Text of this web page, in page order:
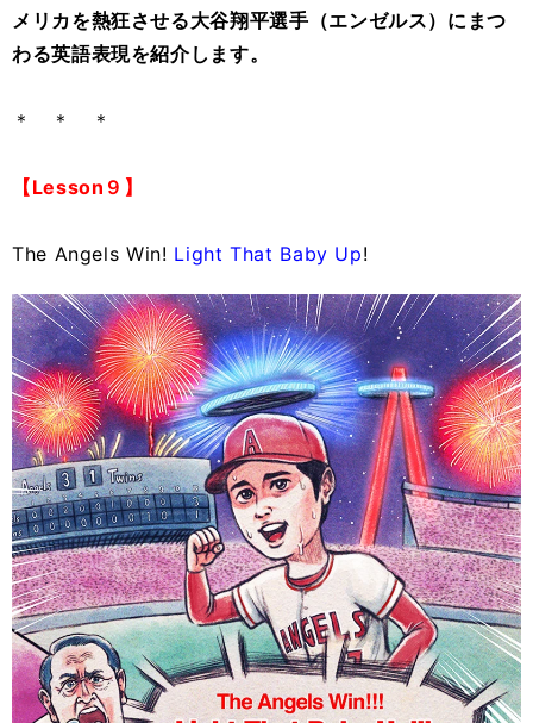
メリカを熱狂させる大谷翔平選手（エンゼルス）にまつ
わる英語表現を紹介します。
＊ ＊ ＊
【Lesson９】
The Angels Win! Light That Baby Up!